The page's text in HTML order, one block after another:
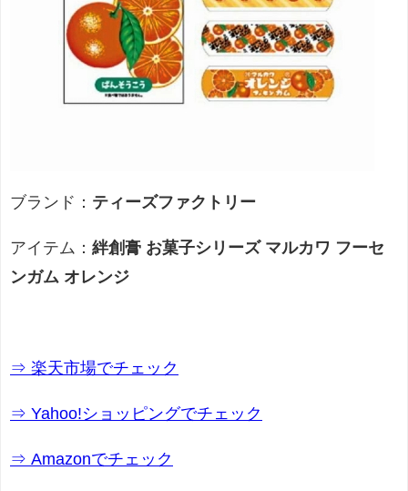
ブランド： ティーズファクトリー
アイテム： 絆創膏 お菓子シリーズ マルカワ フーセ
ンガム オレンジ
⇒ 楽天市場でチェック
⇒ Yahoo!ショッピングでチェック
⇒ Amazonでチェック